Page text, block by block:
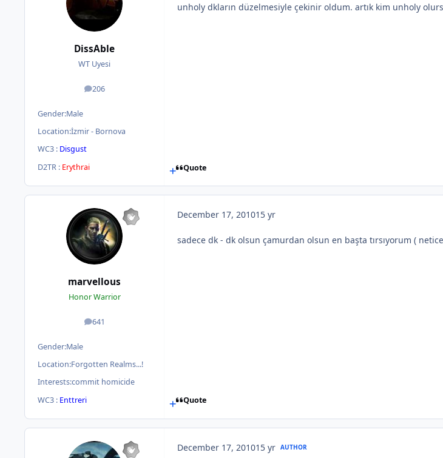
DissAble
WT Uyesi
206
posts
Gender:Male
Location:İzmir - Bornova
WC3 : Disgust
D2TR : Erythrai
unholy dkların düzelmesiyle çekinir oldum. artık kim unholy
Quote
marvellous
Honor Warrior
641
posts
Gender:Male
Location:Forgotten Realms...!
Interests:commit homicide
WC3 : Enttreri
December 17, 201015 yr
sadece dk - dk olsun çamurdan olsun en başta tırsıyorum (
Quote
December 17, 201015 yr AUTHOR